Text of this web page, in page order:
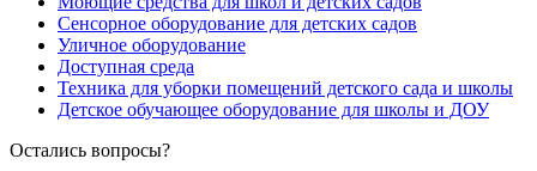
Сенсорное оборудование для детских садов
Уличное оборудование
Доступная среда
Техника для уборки помещений детского сада и школы
Детское обучающее оборудование для школы и ДОУ
Остались вопросы?